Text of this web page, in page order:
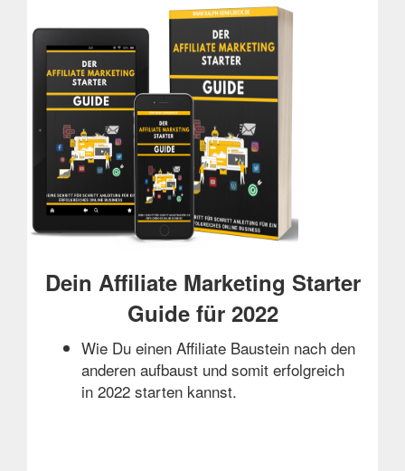
Dein Affiliate Marketing Starter
Guide für 2022
Wie Du einen Affiliate Baustein nach den
anderen aufbaust und somit erfolgreich
in 2022 starten kannst.